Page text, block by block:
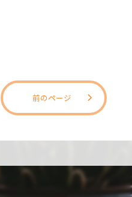
前のページ